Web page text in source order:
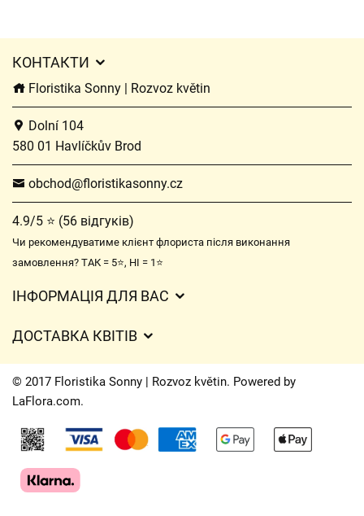
КОНТАКТИ
Floristika Sonny | Rozvoz květin
Dolní 104
580 01 Havlíčkův Brod
obchod@floristikasonny.cz
4.9/5 ⭐ (56 відгуків)
Чи рекомендуватиме клієнт флориста після виконання
замовлення? ТАК = 5⭐, НІ = 1⭐
ІНФОРМАЦІЯ ДЛЯ ВАС
Захист персональних даних
Час доставки квітів – огляд можливостей
ДОСТАВКА КВІТІВ
Вартість доставки
Куди ми доставляємо квіти
Контакти
© 2017 Floristika Sonny | Rozvoz květin. Powered by
LaFlora.com.